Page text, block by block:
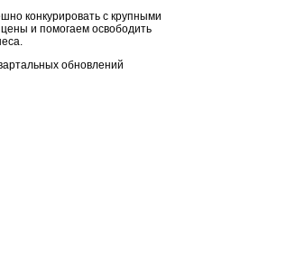
конкурировать с крупными
и помогаем освободить
обновлений